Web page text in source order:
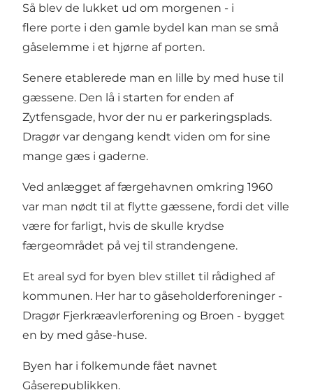
Så blev de lukket ud om morgenen - i
flere porte i den gamle bydel kan man se små
gåselemme i et hjørne af porten.
Senere etablerede man en lille by med huse til
gæssene. Den lå i starten for enden af
Zytfensgade, hvor der nu er parkeringsplads.
Dragør var dengang kendt viden om for sine
mange gæs i gaderne.
Ved anlægget af færgehavnen omkring 1960
var man nødt til at flytte gæssene, fordi det ville
være for farligt, hvis de skulle krydse
færgeområdet på vej til strandengene.
Et areal syd for byen blev stillet til rådighed af
kommunen. Her har to gåseholderforeninger -
Dragør Fjerkræavlerforening og Broen - bygget
en by med gåse-huse.
Byen har i folkemunde fået navnet
Gåserepublikken.